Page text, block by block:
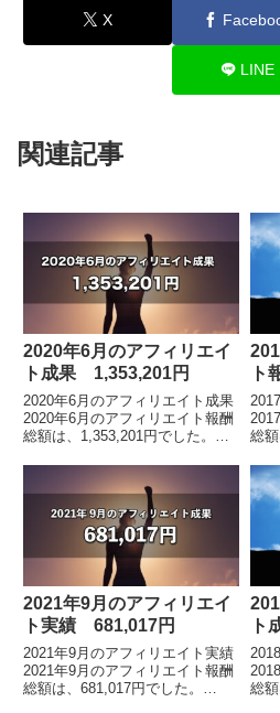
X
LINE
関連記事
2020年6月のアフィリエイ
ト成果 1,353,201円
2020年6月のアフィリエイト成果
2020年6月のアフィリエイト報酬
総額は、1,353,201円でした。
ォトップ管理画面のフォーマット
が変わりました。アフィリエイト
ト
総
エ
報
ラ
2021年9月のアフィリエイ
ト実績 681,017円
2021年9月のアフィリエイト実績
2021年9月のアフィリエイト報酬
総額は、681,017円でした。
ト
総